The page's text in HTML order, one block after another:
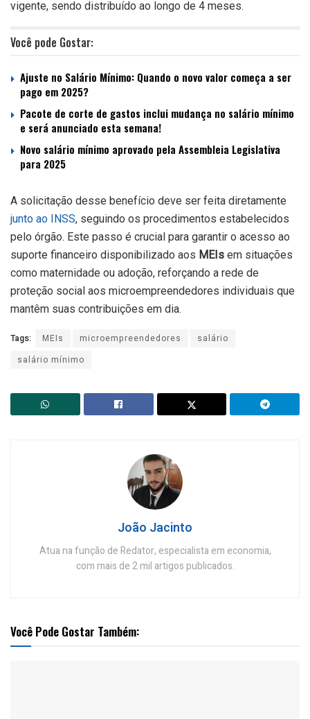
vigente, sendo distribuído ao longo de 4 meses.
Você pode Gostar:
Ajuste no Salário Mínimo: Quando o novo valor começa a ser
pago em 2025?
Pacote de corte de gastos inclui mudança no salário mínimo
e será anunciado esta semana!
Novo salário mínimo aprovado pela Assembleia Legislativa
para 2025
A solicitação desse benefício deve ser feita diretamente
junto ao INSS, seguindo os procedimentos estabelecidos
pelo órgão. Este passo é crucial para garantir o acesso ao
suporte financeiro disponibilizado aos MEIs em situações
como maternidade ou adoção, reforçando a rede de
proteção social aos microempreendedores individuais que
mantêm suas contribuições em dia.
Tags: MEIs microempreendedores
salário
salário mínimo
João Jacinto
Atua na função de Redator, especialista em economia,
com mais de 2 mil artigos publicados.
Você Pode Gostar Também: